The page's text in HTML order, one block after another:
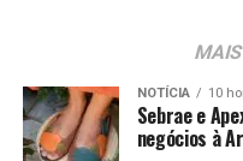
NOTÍCIA 10
Sebrae e
negócios à